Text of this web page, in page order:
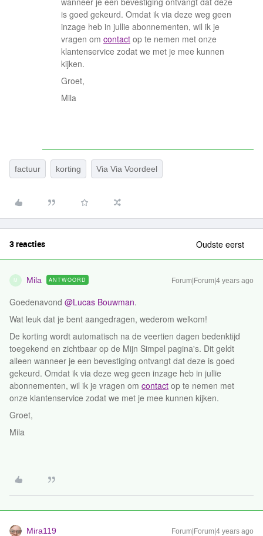
is goed gekeurd. Omdat ik via deze weg geen
inzage heb in jullie abonnementen, wil ik je
vragen om contact op te nemen met onze
klantenservice zodat we met je mee kunnen
kijken.
Groet,
Mila
factuur korting Via Via Voordeel
3 reacties Oudste eerst
M Mila ANTWOORD Forum|Forum|4 years ago
Goedenavond @Lucas Bouwman.
Wat leuk dat je bent aangedragen, wederom welkom!
De korting wordt automatisch na de veertien dagen bedenktijd
toegekend en zichtbaar op de Mijn Simpel pagina's. Dit geldt
alleen wanneer je een bevestiging ontvangt dat deze is goed
gekeurd. Omdat ik via deze weg geen inzage heb in jullie
abonnementen, wil ik je vragen om contact op te nemen met
onze klantenservice zodat we met je mee kunnen kijken.
Groet,
Mila
Mira119 Forum|Forum|4 years ago